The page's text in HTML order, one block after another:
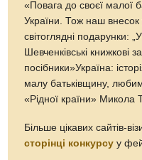
«Повага до своєї малої
України. Тож наш
світоглядні подарунки:
Шевченківські книжкові
посібники»Україна:
малу батьківщину,
«Рідної країни» Микола
Більше цікавих сайтів-
сторінці конкурсу у